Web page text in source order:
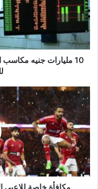
البورصة
فى
وارتفاع
جماعي
للمؤشرات10 مليارات جنيه
مكافأة
خاصة
للاعبي
الأحمر
بعد
التأهل
لنصف
النهائي
مكافأة خاصة للاعبي